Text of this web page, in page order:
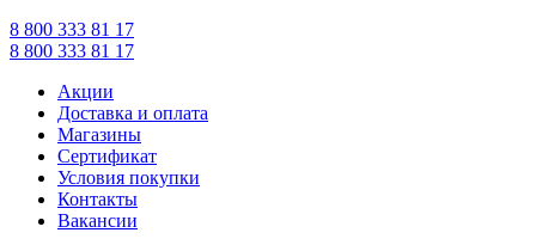
8 800 333 81 17
8 800 333 81 17
Акции
Доставка и оплата
Магазины
Сертификат
Условия покупки
Контакты
Вакансии